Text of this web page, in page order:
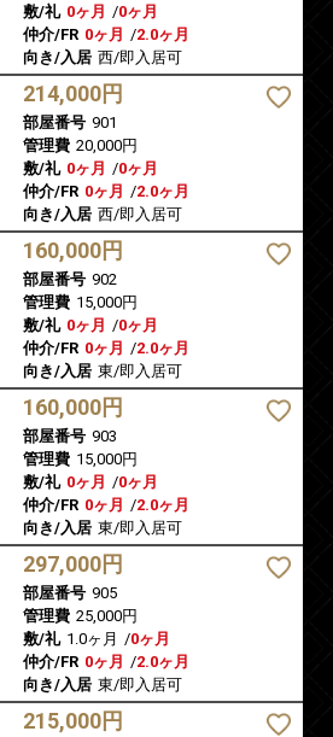
敷/礼 0ヶ月 /0ヶ月
仲介/FR 0ヶ月 /2.0ヶ月
向き/入居 西/即入居可
214,000円
部屋番号 901
管理費 20,000円
敷/礼 0ヶ月 /0ヶ月
仲介/FR 0ヶ月 /2.0ヶ月
向き/入居 西/即入居可
160,000円
部屋番号 902
管理費 15,000円
敷/礼 0ヶ月 /0ヶ月
仲介/FR 0ヶ月 /2.0ヶ月
向き/入居 東/即入居可
160,000円
部屋番号 903
管理費 15,000円
敷/礼 0ヶ月 /0ヶ月
仲介/FR 0ヶ月 /2.0ヶ月
向き/入居 東/即入居可
297,000円
部屋番号 905
管理費 25,000円
敷/礼 1.0ヶ月 /0ヶ月
仲介/FR 0ヶ月 /2.0ヶ月
向き/入居 東/即入居可
215,000円